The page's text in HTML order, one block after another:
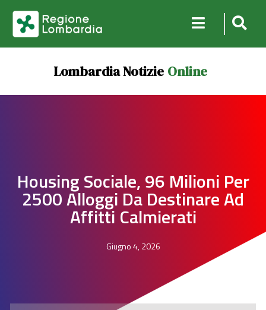
Lombardia Notizie Online
Housing Sociale, 96 Milioni Per
2500 Alloggi Da Destinare Ad
Affitti Calmierati
Giugno 4, 2026